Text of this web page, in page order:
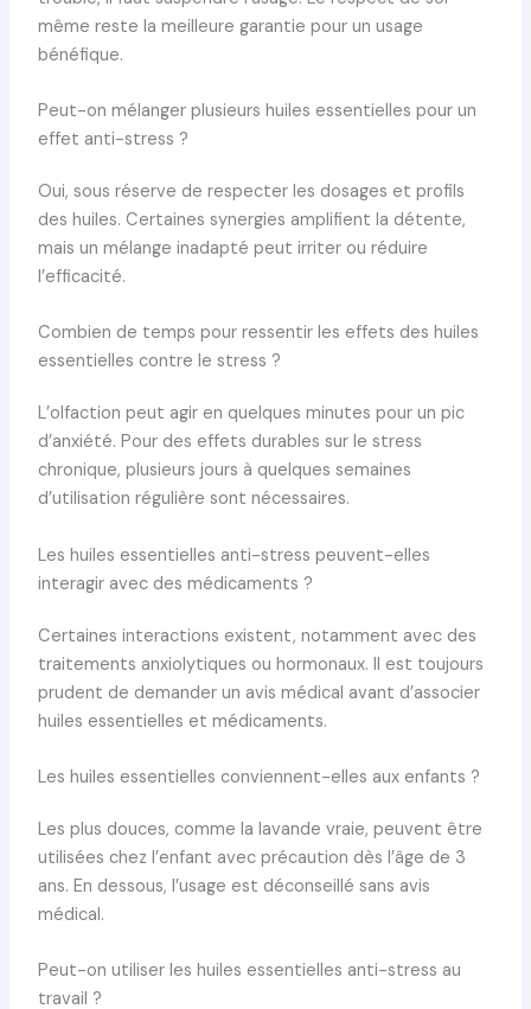
même reste la meilleure garantie pour un usage
bénéfique.
Peut-on mélanger plusieurs huiles essentielles pour un
effet anti-stress ?
Oui, sous réserve de respecter les dosages et profils
des huiles. Certaines synergies amplifient la détente,
mais un mélange inadapté peut irriter ou réduire
l’efficacité.
Combien de temps pour ressentir les effets des huiles
essentielles contre le stress ?
L’olfaction peut agir en quelques minutes pour un pic
d’anxiété. Pour des effets durables sur le stress
chronique, plusieurs jours à quelques semaines
d’utilisation régulière sont nécessaires.
Les huiles essentielles anti-stress peuvent-elles
interagir avec des médicaments ?
Certaines interactions existent, notamment avec des
traitements anxiolytiques ou hormonaux. Il est toujours
prudent de demander un avis médical avant d’associer
huiles essentielles et médicaments.
Les huiles essentielles conviennent-elles aux enfants ?
Les plus douces, comme la lavande vraie, peuvent être
utilisées chez l’enfant avec précaution dès l’âge de 3
ans. En dessous, l’usage est déconseillé sans avis
médical.
Peut-on utiliser les huiles essentielles anti-stress au
travail ?